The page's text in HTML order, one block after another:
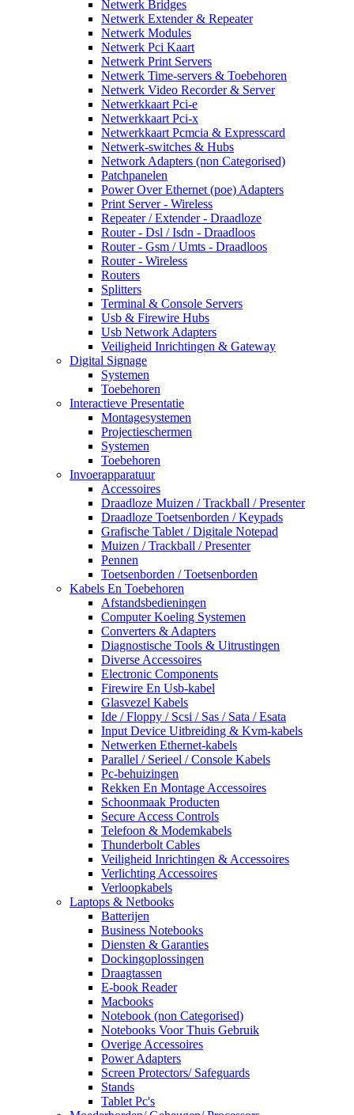
Netwerk Bridges
Netwerk Extender & Repeater
Netwerk Modules
Netwerk Pci Kaart
Netwerk Print Servers
Netwerk Time-servers & Toebehoren
Netwerk Video Recorder & Server
Netwerkkaart Pci-e
Netwerkkaart Pci-x
Netwerkkaart Pcmcia & Expresscard
Netwerk-switches & Hubs
Network Adapters (non Categorised)
Patchpanelen
Power Over Ethernet (poe) Adapters
Print Server - Wireless
Repeater / Extender - Draadloze
Router - Dsl / Isdn - Draadloos
Router - Gsm / Umts - Draadloos
Router - Wireless
Routers
Splitters
Terminal & Console Servers
Usb & Firewire Hubs
Usb Network Adapters
Veiligheid Inrichtingen & Gateway
Digital Signage
Systemen
Toebehoren
Interactieve Presentatie
Montagesystemen
Projectieschermen
Systemen
Toebehoren
Invoerapparatuur
Accessoires
Draadloze Muizen / Trackball / Presenter
Draadloze Toetsenborden / Keypads
Grafische Tablet / Digitale Notepad
Muizen / Trackball / Presenter
Pennen
Toetsenborden / Toetsenborden
Kabels En Toebehoren
Afstandsbedieningen
Computer Koeling Systemen
Converters & Adapters
Diagnostische Tools & Uitrustingen
Diverse Accessoires
Electronic Components
Firewire En Usb-kabel
Glasvezel Kabels
Ide / Floppy / Scsi / Sas / Sata / Esata
Input Device Uitbreiding & Kvm-kabels
Netwerken Ethernet-kabels
Parallel / Serieel / Console Kabels
Pc-behuizingen
Rekken En Montage Accessoires
Schoonmaak Producten
Secure Access Controls
Telefoon & Modemkabels
Thunderbolt Cables
Veiligheid Inrichtingen & Accessoires
Verlichting Accessoires
Verloopkabels
Laptops & Netbooks
Batterijen
Business Notebooks
Diensten & Garanties
Dockingoplossingen
Draagtassen
E-book Reader
Macbooks
Notebook (non Categorised)
Notebooks Voor Thuis Gebruik
Overige Accessoires
Power Adapters
Screen Protectors/ Safeguards
Stands
Tablet Pc's